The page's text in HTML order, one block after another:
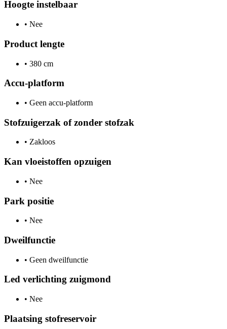
Hoogte instelbaar
• Nee
Product lengte
• 380 cm
Accu-platform
• Geen accu-platform
Stofzuigerzak of zonder stofzak
• Zakloos
Kan vloeistoffen opzuigen
• Nee
Park positie
• Nee
Dweilfunctie
• Geen dweilfunctie
Led verlichting zuigmond
• Nee
Plaatsing stofreservoir